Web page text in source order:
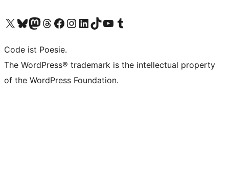
Unser X-Konto (früher Twitter) besuchen
Unser Bluesky-Konto besuchen
Unser Mastodon-Konto besuchen
Unser Threads-Konto besuchen
Unsere Facebook-Seite besuchen
Unser Instagram-Konto besuchen
Unser LinkedIn-Konto besuchen
Unser TikTok-Konto besuchen
Unseren YouTube-Kanal besuchen
Unser Tumblr-Konto besuchen
Code ist Poesie.
The WordPress® trademark is the intellectual property
of the WordPress Foundation.